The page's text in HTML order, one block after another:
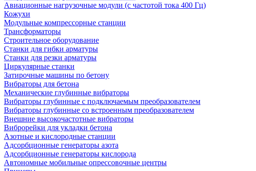
Авиационные нагрузочные модули (с частотой тока 400 Гц)
Кожухи
Модульные компрессорные станции
Трансформаторы
Строительное оборудование
Станки для гибки арматуры
Станки для резки арматуры
Циркулярные станки
Затирочные машины по бетону
Вибраторы для бетона
Механические глубинные вибраторы
Вибраторы глубинные с подключаемым преобразователем
Вибраторы глубинные со встроенным преобразователем
Внешние высокочастотные вибраторы
Виброрейки для укладки бетона
Азотные и кислородные станции
Адсорбционные генераторы азота
Адсорбционные генераторы кислорода
Автономные мобильные опрессовочные центры